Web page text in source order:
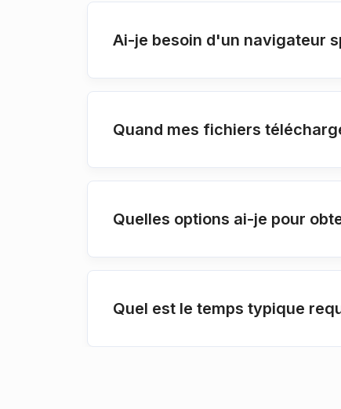
Ai-je besoin d'un navigateur
Quand mes fichiers
Quelles options ai-je pour
Quel est le temps typique